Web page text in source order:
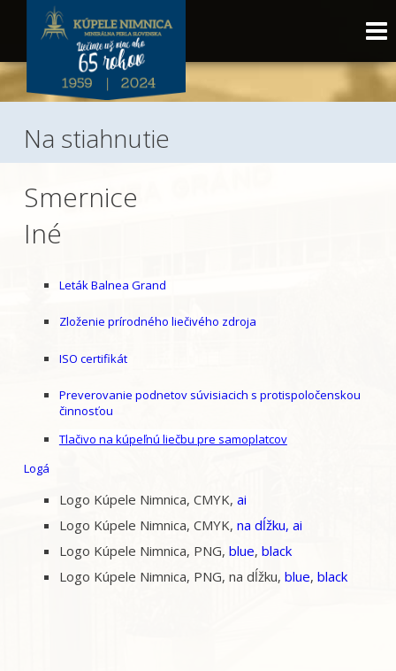
Na stiahnutie
Smernice
Iné
Leták Balnea Grand
Zloženie prírodného liečivého zdroja
ISO certifikát
Preverovanie podnetov súvisiacich s protispoločenskou
činnosťou
Tlačivo na kúpeľnú liečbu pre samoplatcov
Logá
Logo Kúpele Nimnica, CMYK, ai
Logo Kúpele Nimnica, CMYK, na dĺžku, ai
Logo Kúpele Nimnica, PNG, blue, black
Logo Kúpele Nimnica, PNG, na dĺžku, blue, black